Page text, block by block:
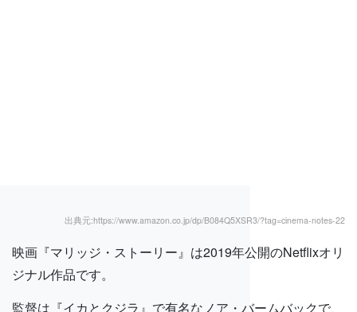
出典元:https://www.amazon.co.jp/dp/B084Q5XSR3/?tag=cinema-notes-22
映画『マリッジ・ストーリー』は2019年公開のNetflixオリ
ジナル作品です。
監督は『イカとクジラ』で有名なノア・バームバックで、